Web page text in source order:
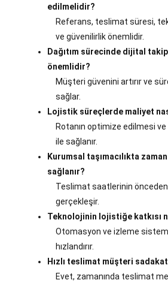
edilmelidir?
Referans, teslimat süresi,
ve güvenilirlik önemlidir.
Dağıtım sürecinde dijital
önemlidir?
Müşteri güvenini artırır ve
sağlar.
Lojistik süreçlerde maliyet
Rotanın optimize edilmesi
ile sağlanır.
Kurumsal taşımacılıkta
sağlanır?
Teslimat saatlerinin önceden
gerçekleşir.
Teknolojinin lojistiğe katkısı
Otomasyon ve izleme
hızlandırır.
Hızlı teslimat müşteri
Evet, zamanında teslimat